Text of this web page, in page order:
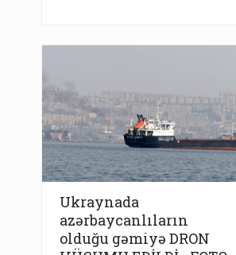
Ukraynada
azərbaycanlıların
olduğu gəmiyə DRON